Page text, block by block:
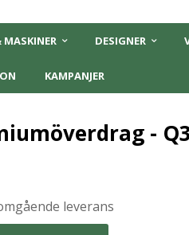
MASKINER DESIGNER
KAMPANJER
-
leverans